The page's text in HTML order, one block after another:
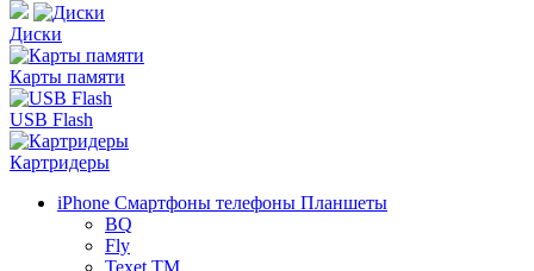
Диски
Карты памяти
USB Flash
Картридеры
iPhone Смартфоны телефоны Планшеты
BQ
Fly
Texet TM